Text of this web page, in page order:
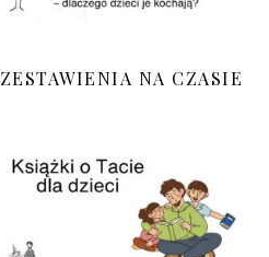
ZESTAWIENIA NA CZASIE